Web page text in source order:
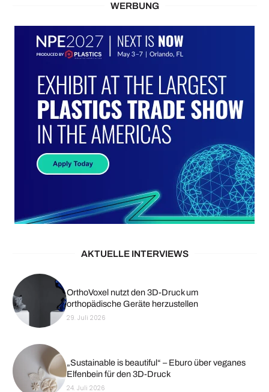
WERBUNG
AKTUELLE INTERVIEWS
OrthoVoxel nutzt den 3D-Druck um
orthopädische Geräte herzustellen
29. Juli 2026
„Sustainable is beautiful“ – Eburo über veganes
Elfenbein für den 3D-Druck
24. Juli 2026